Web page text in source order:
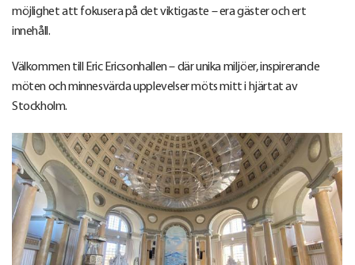
möjlighet att fokusera på det viktigaste – era gäster och ert
innehåll.
Välkommen till Eric Ericsonhallen – där unika miljöer, inspirerande
möten och minnesvärda upplevelser möts mitt i hjärtat av
Stockholm.